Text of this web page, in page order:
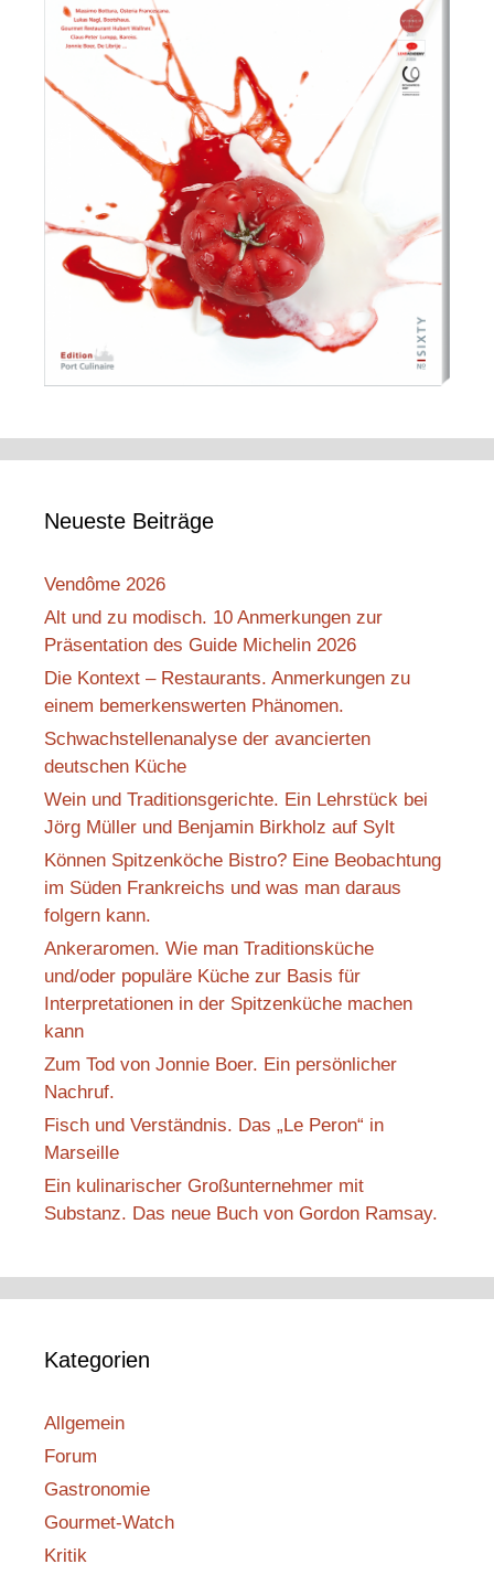
Neueste Beiträge
Vendôme 2026
Alt und zu modisch. 10 Anmerkungen zur
Präsentation des Guide Michelin 2026
Die Kontext – Restaurants. Anmerkungen zu
einem bemerkenswerten Phänomen.
Schwachstellenanalyse der avancierten
deutschen Küche
Wein und Traditionsgerichte. Ein Lehrstück bei
Jörg Müller und Benjamin Birkholz auf Sylt
Können Spitzenköche Bistro? Eine Beobachtung
im Süden Frankreichs und was man daraus
folgern kann.
Ankeraromen. Wie man Traditionsküche
und/oder populäre Küche zur Basis für
Interpretationen in der Spitzenküche machen
kann
Zum Tod von Jonnie Boer. Ein persönlicher
Nachruf.
Fisch und Verständnis. Das „Le Peron“ in
Marseille
Ein kulinarischer Großunternehmer mit
Substanz. Das neue Buch von Gordon Ramsay.
Kategorien
Allgemein
Forum
Gastronomie
Gourmet-Watch
Kritik